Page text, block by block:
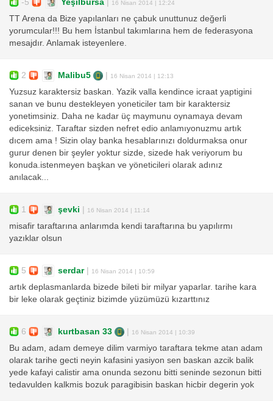
16 Nisan 2014 | 12:24
TT Arena da Bize yapılanları ne çabuk unuttunuz değerli
yorumcular!!! Bu hem İstanbul takımlarına hem de federasyona
mesajdır. Anlamak isteyenlere.
2 Malibu5 | 16 Nisan 2014 | 12:13
Yuzsuz karaktersiz baskan. Yazik valla kendince icraat yaptigini
sanan ve bunu destekleyen yoneticiler tam bir karaktersiz
yonetimsiniz. Daha ne kadar üç maymunu oynamaya devam
ediceksiniz. Taraftar sizden nefret edio anlamıyonuzmu artık
dıcem ama ! Sizin olay banka hesablarınızı doldurmaksa onur
gurur denen bir şeyler yoktur sizde, sizede hak veriyorum bu
konuda.istenmeyen başkan ve yöneticileri olarak adınız
anılacak...
1 şevki | 16 Nisan 2014 | 11:14
misafir taraftarına anlarımda kendi taraftarına bu yapılırmı
yazıklar olsun
5 serdar| 16 Nisan 2014 | 10:59
artık deplasmanlarda bizede bileti bir milyar yaparlar. tarihe kara
bir leke olarak geçtiniz bizimde yüzümüzü kızarttınız
6 kurtbasan 33 | 16 Nisan 2014 | 10:39
Bu adam, adam demeye dilim varmiyo taraftara tekme atan adam
olarak tarihe gecti neyin kafasini yasiyon sen baskan azcik balik
yede kafayi calistir ama onunda sezonu bitti seninde sezonun bitti
tedavulden kalkmis bozuk paragibisin baskan hicbir degerin yok